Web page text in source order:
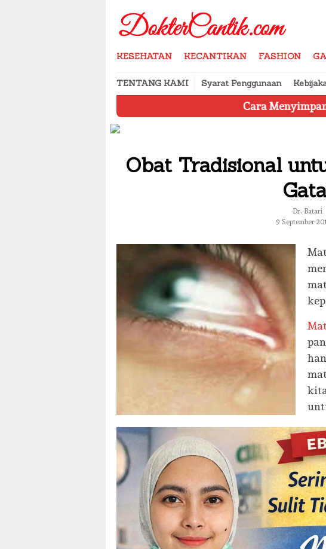
content
KESEHATAN KECANTIKAN FASHION
TENTANG KAMI Syarat Penggunaan
Cara Menyimpan Produk
Obat Tradisional
Dr. Batari
9 September